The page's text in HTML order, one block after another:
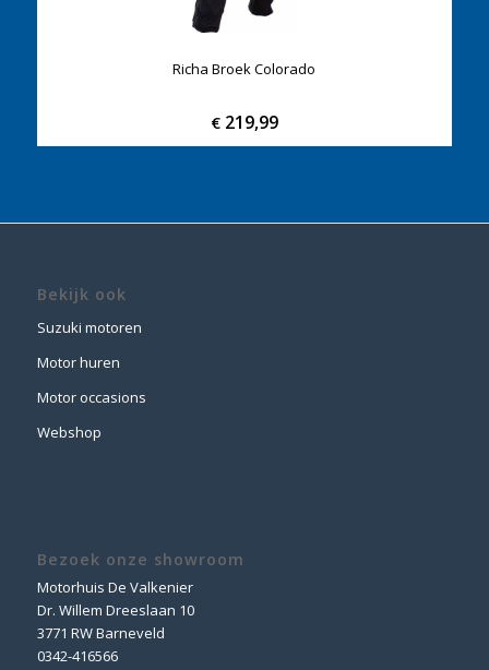
Richa Broek Colorado
€219,99
Bekijk ook
Suzuki motoren
Motor huren
Motor occasions
Webshop
Bezoek onze showroom
Motorhuis De Valkenier
Dr. Willem Dreeslaan 10
3771 RW Barneveld
0342-416566